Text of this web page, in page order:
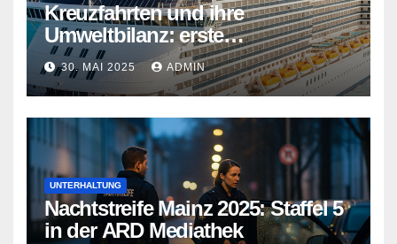
Kreuzfahrten und ihre
Umweltbilanz: erste
Kreuzfahrtschiffe gehen neue
Wege
30. MAI 2025 ADMIN
UNTERHALTUNG
Nachtstreife Mainz 2025: Staffel 5
in der ARD Mediathek